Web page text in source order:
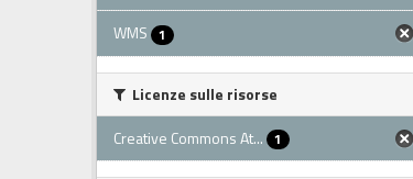
WMS 1
Licenze sulle risorse
Creative Commons At... 1